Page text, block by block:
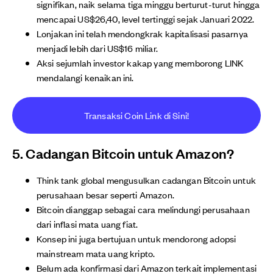
signifikan, naik selama tiga minggu berturut-turut hingga
mencapai US$26,40, level tertinggi sejak Januari 2022.
Lonjakan ini telah mendongkrak kapitalisasi pasarnya
menjadi lebih dari US$16 miliar.
Aksi sejumlah investor kakap yang memborong LINK
mendalangi kenaikan ini.
Transaksi Coin Link di Sini!
5. Cadangan Bitcoin untuk Amazon?
Think tank global mengusulkan cadangan Bitcoin untuk
perusahaan besar seperti Amazon.
Bitcoin dianggap sebagai cara melindungi perusahaan
dari inflasi mata uang fiat.
Konsep ini juga bertujuan untuk mendorong adopsi
mainstream mata uang kripto.
Belum ada konfirmasi dari Amazon terkait implementasi